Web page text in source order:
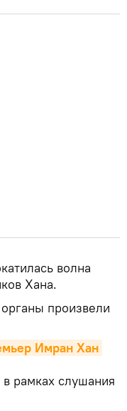
волна
Хана.
произвели
Имран Хан
рамках слушания